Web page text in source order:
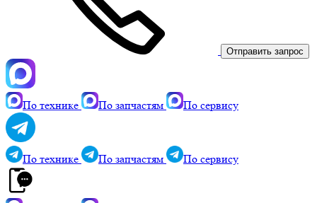
Отправить запрос
По технике По запчастям По сервису
По технике По запчастям По сервису